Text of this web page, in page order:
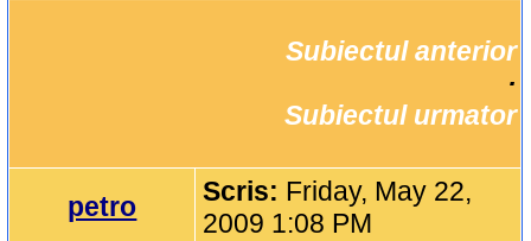
Subiectul anterior
Subiectul urmator
petro Scris: Friday, May 22,
2009 1:08 PM